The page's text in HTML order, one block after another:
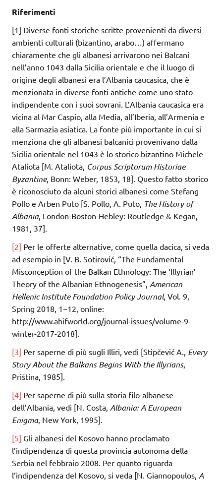
Riferimenti
[1] Diverse fonti storiche scritte provenienti da diversi
ambienti culturali (bizantino, arabo…) affermano
chiaramente che gli albanesi arrivarono nei Balcani
nell’anno 1043 dalla Sicilia orientale e che il luogo di
origine degli albanesi era l’Albania caucasica, che è
menzionata in diverse fonti antiche come uno stato
indipendente con i suoi sovrani. L’Albania caucasica era
vicina al Mar Caspio, alla Media, all’Iberia, all’Armenia e
alla Sarmazia asiatica. La fonte più importante in cui si
menziona che gli albanesi balcanici provenivano dalla
Sicilia orientale nel 1043 è lo storico bizantino Michele
Ataliota [M. Ataliota, Corpus Scriptorum Historiae
Byzantine, Bonn: Weber, 1853, 18]. Questo fatto storico
è riconosciuto da alcuni storici albanesi come Stefang
Pollo e Arben Puto [S. Pollo, A. Puto, The History of
Albania, London-Boston-Hebley: Routledge & Kegan,
1981, 37].
[2] Per le offerte alternative, come quella dacica, si veda
ad esempio in [V. B. Sotirović, “The Fundamental
Misconception of the Balkan Ethnology: The ‘Illyrian’
Theory of the Albanian Ethnogenesis”, American
Hellenic Institute Foundation Policy Journal, Vol. 9,
Spring 2018, 1−12, online:
http://www.ahifworld.org/journal-issues/volume-9-
winter-2017-2018].
[3] Per saperne di più sugli Illiri, vedi [Stipčević A., Every
Story About the Balkans Begins With the Illyrians,
Priština, 1985].
[4] Per saperne di più sulla storia filo-albanese
dell’Albania, vedi [N. Costa, Albania: A European
Enigma, New York, 1995].
[5] Gli albanesi del Kosovo hanno proclamato
l’indipendenza di questa provincia autonoma della
Serbia nel febbraio 2008. Per quanto riguarda
l’indipendenza del Kosovo, si veda [N. Giannopoulos, A